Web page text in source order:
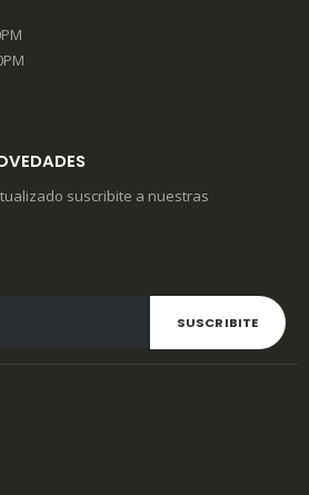
suscribite a nuestras